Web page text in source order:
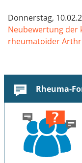
Donnerstag,
Neubewertung der
rheumatoider
Rheuma-